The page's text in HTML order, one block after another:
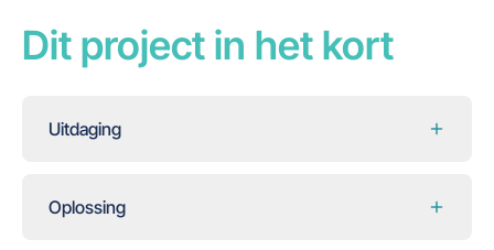
Dit project in het kort
Uitdaging
Oplossing